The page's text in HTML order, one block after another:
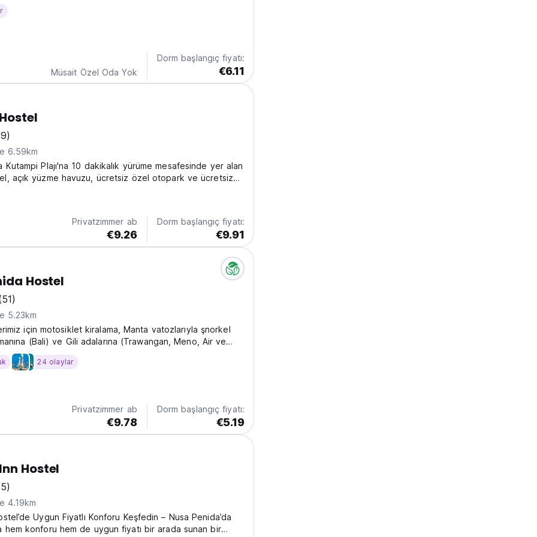
no further. We've got everything you need to make
(except for a...
Müsait Özel Oda Yok
Dorm başlangıç fiyatı:
€6.11
6.59km
Kutampi Plajı'na 10 dakikalık yürüme mesafesinde yer alan
açık yüzme havuzu, ücretsiz özel otopark ve ücretsiz
Privatzimmer ab
€9.26
Dorm başlangıç fiyatı:
€9.91
Hostel
5.23km
için motosiklet kiralama, Manta vatozlarıyla şnorkel
(Bali) ve Gili adalarına (Trawangan, Meno, Air ve
biletleri dahil olmak üzere çeşitli hizmetler sunuyoruz.
24 olaylar
Privatzimmer ab
€9.78
Dorm başlangıç fiyatı:
€5.19
Hostel
4.19km
Uygun Fiyatlı Konforu Keşfedin – Nusa Penida’da
hem konforu hem de uygun fiyatı bir arada sunan bir